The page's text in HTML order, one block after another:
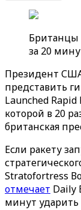
Британцы
за 20
Президент
представить
Launched Rapid
которой в 20
британская
Если ракету
Stratofortress
отмечает Daily
минут ударить